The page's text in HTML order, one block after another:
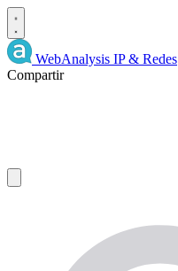
WebAnalysis IP & Redes
Compartir